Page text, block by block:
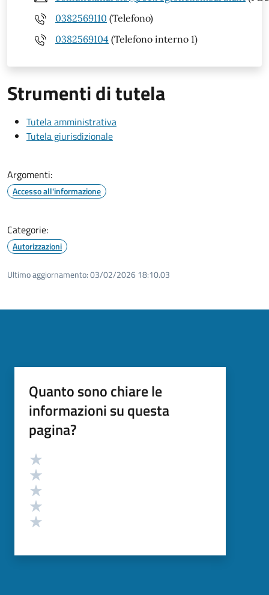
0382569110 (Telefono)
0382569104 (Telefono interno 1)
Strumenti di tutela
Tutela amministrativa
Tutela giurisdizionale
Argomenti:
Accesso all'informazione
Categorie:
Autorizzazioni
Ultimo aggiornamento:03/02/2026 18:10.03
Quanto sono chiare le
informazioni su questa
pagina?
Valutazione